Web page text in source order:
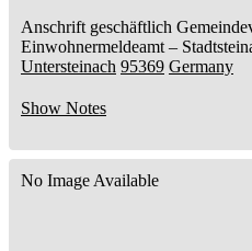
Anschrift geschäftlich
Einwohnermeldeamt –
Untersteinach 95369 Germany
Show Notes
No Image Available